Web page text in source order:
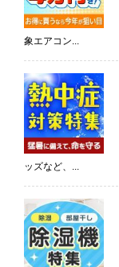
象エアコン...
ッズなど、...